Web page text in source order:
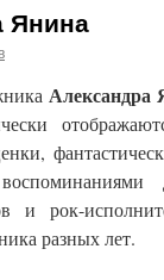
Янина
Александра
и рок-
разных лет.